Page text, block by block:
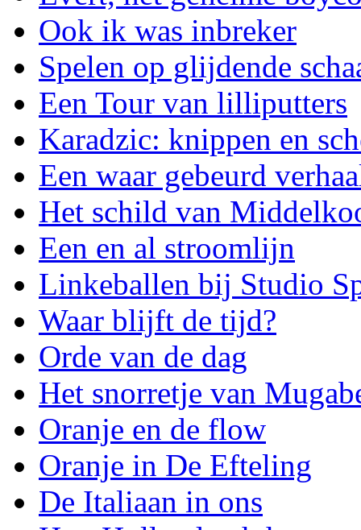
Ook ik was inbreker
Spelen op glijdende
Een Tour van lilliputters
Karadzic: knippen en
Een waar gebeurd
Het schild van
Een en al stroomlijn
Linkeballen bij Studio
Waar blijft de tijd?
Orde van de dag
Het snorretje van
Oranje en de flow
Oranje in De Efteling
De Italiaan in ons